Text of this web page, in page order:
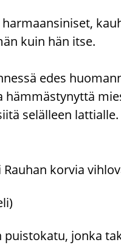
kuin hän itse.
edes
hämmästynyttä
selälleen
korvia
puistokatu, jonka